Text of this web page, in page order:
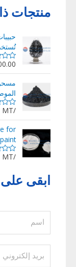
منتجات
تم
من
5
تم
من
5
/MT
for
تم
5
/MT
ابقى